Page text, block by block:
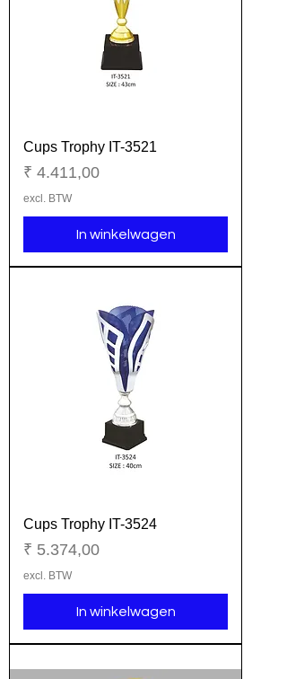
Cups Trophy IT-3521
Prijs
₹ 4.411,00
excl. BTW
In winkelwagen
Cups Trophy IT-3524
Prijs
₹ 5.374,00
excl. BTW
In winkelwagen